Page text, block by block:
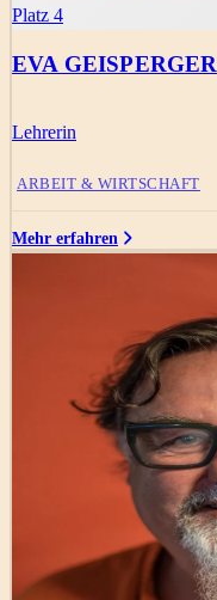
Platz 4
EVA GEISPERGER
Lehrerin
ARBEIT & WIRTSCHAFT
Mehr erfahren